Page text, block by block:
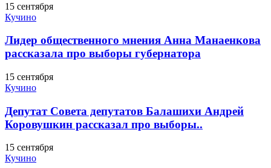
15 сентября
Кучино
Лидер общественного мнения Анна Манаенкова
рассказала про выборы губернатора
15 сентября
Кучино
Депутат Совета депутатов Балашихи Андрей
Коровушкин рассказал про выборы..
15 сентября
Кучино